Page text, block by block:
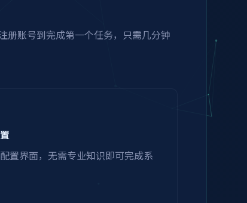
册账号到完成第一个任务，只需几分钟
置界面，无需专业知识即可完成系